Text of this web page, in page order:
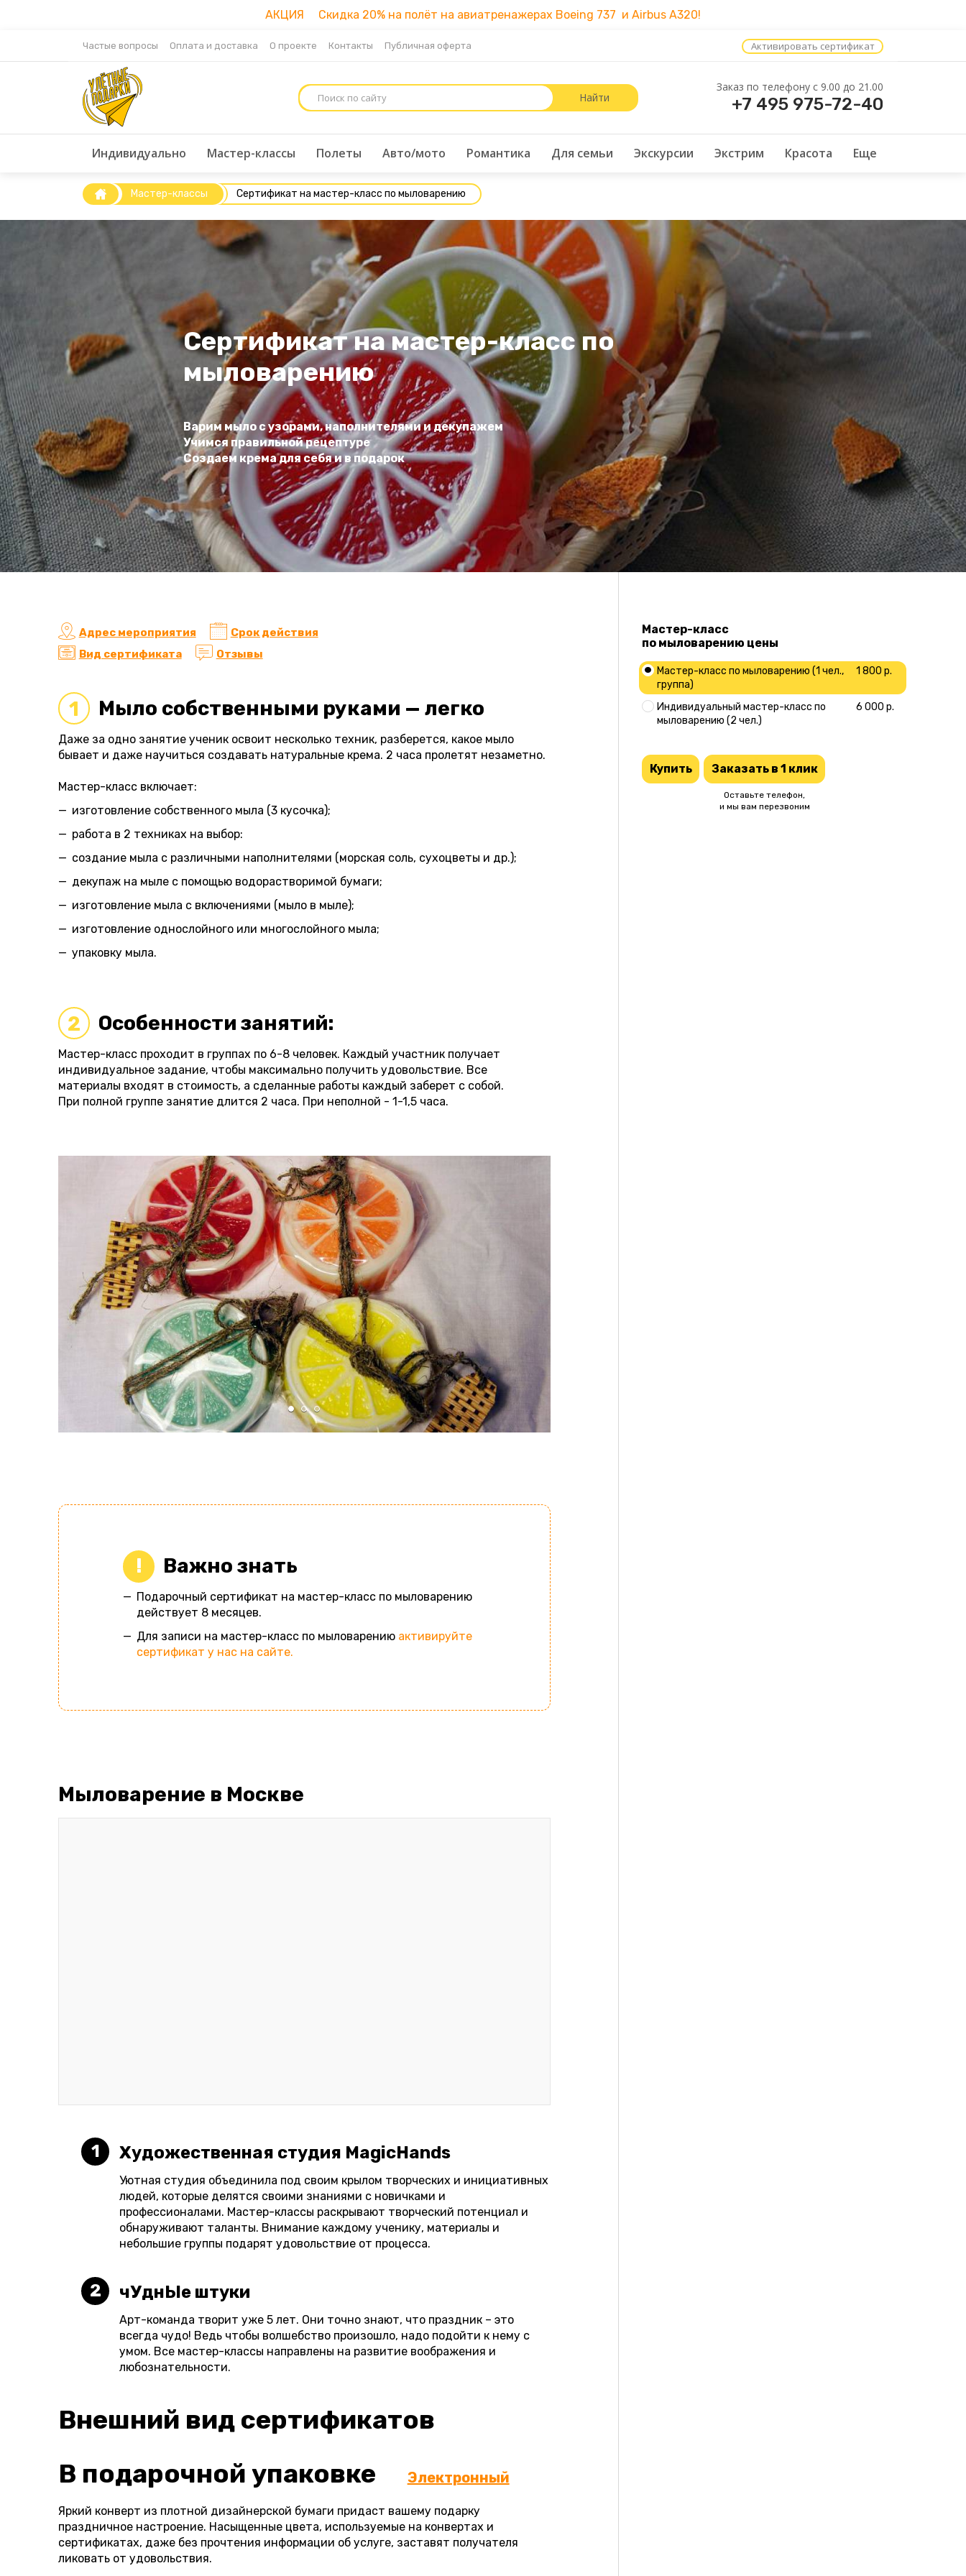
АКЦИЯ Скидка 20% на полёт на авиатренажерах Boeing 737 и Airbus A320!
Заказ по телефону c 9.00 до 21.00
+7 495 975-72-40
Активировать сертификат
Индивидуально Мастер-классы Полеты Авто/мото Романтика Для семьи Экскурсии Экстрим Красота Еще
Частые вопросы Оплата и доставка О проекте Контакты Публичная оферта
Мастер-классы Сертификат на мастер-класс по мыловарению
Сертификат на мастер-класс по
мыловарению
Варим мыло с узорами, наполнителями и декупажем
Учимся правильной рецептуре
Создаем крема для себя и в подарок
Мастер-класс
по мыловарению цены
Мастер-класс по мыловарению (1 чел.,
группа)
1 800 р.
Индивидуальный мастер-класс по
мыловарению (2 чел.)
6 000 р.
Купить Заказать в 1 клик
Оставьте телефон,
и мы вам перезвоним
Адрес мероприятия
Срок действия
Вид сертификата
Отзывы
1 Мыло собственными руками — легко
Даже за одно занятие ученик освоит несколько техник, разберется, какое мыло
бывает и даже научиться создавать натуральные крема. 2 часа пролетят незаметно.
Мастер-класс включает:
изготовление собственного мыла (3 кусочка);
работа в 2 техниках на выбор:
создание мыла с различными наполнителями (морская соль, сухоцветы и др.);
декупаж на мыле с помощью водорастворимой бумаги;
изготовление мыла с включениями (мыло в мыле);
изготовление однослойного или многослойного мыла;
упаковку мыла.
2 Особенности занятий:
Мастер-класс проходит в группах по 6-8 человек. Каждый участник получает
индивидуальное задание, чтобы максимально получить удовольствие. Все
материалы входят в стоимость, а сделанные работы каждый заберет с собой.
При полной группе занятие длится 2 часа. При неполной - 1-1,5 часа.
Важно знать
Подарочный сертификат на мастер-класс по мыловарению
действует 8 месяцев.
Для записи на мастер-класс по мыловарению активируйте
сертификат у нас на сайте.
Мыловарение в Москве
1 Художественная студия MagicHands
Уютная студия объединила под своим крылом творческих и инициативных
людей, которые делятся своими знаниями с новичками и
профессионалами. Мастер-классы раскрывают творческий потенциал и
обнаруживают таланты. Внимание каждому ученику, материалы и
небольшие группы подарят удовольствие от процесса.
2 чУднЫе штуки
Арт-команда творит уже 5 лет. Они точно знают, что праздник – это
всегда чудо! Ведь чтобы волшебство произошло, надо подойти к нему с
умом. Все мастер-классы направлены на развитие воображения и
любознательности.
Внешний вид сертификатов
В подарочной упаковке
Электронный
Яркий конверт из плотной дизайнерской бумаги придаст вашему подарку
праздничное настроение. Насыщенные цвета, используемые на конвертах и
сертификатах, даже без прочтения информации об услуге, заставят получателя
ликовать от удовольствия.